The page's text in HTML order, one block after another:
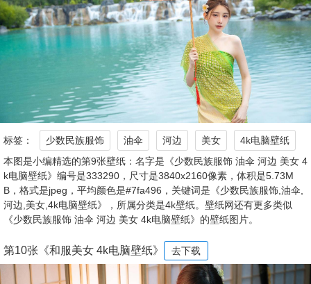
标签： 少数民族服饰 油伞 河边 美女
4k电脑壁纸
本图是小编精选的第9张壁纸：名字是《少数民族服饰 油伞 河边 美女 4
k电脑壁纸》编号是333290，尺寸是3840x2160像素，体积是5.73M
B，格式是jpeg，平均颜色是#7fa496，关键词是《少数民族服饰,油伞,
河边,美女,4k电脑壁纸》，所属分类是4k壁纸。壁纸网还有更多类似
《少数民族服饰 油伞 河边 美女 4k电脑壁纸》的壁纸图片。
第10张《和服美女 4k电脑壁纸》 去下载